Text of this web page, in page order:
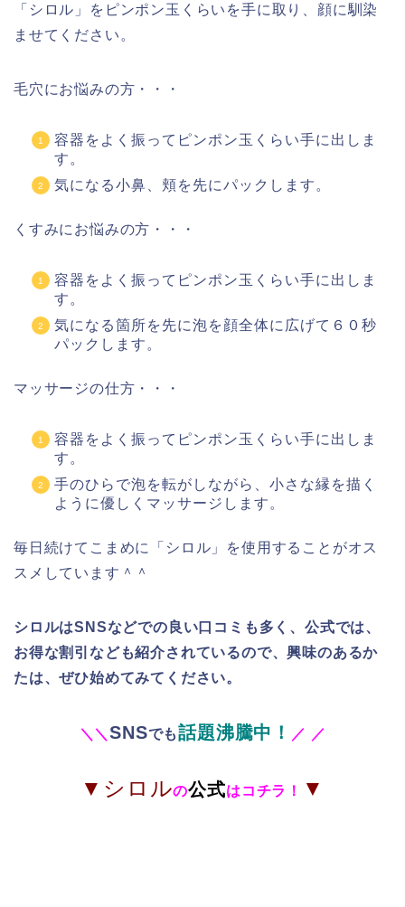
「シロル」をピンポン玉くらいを手に取り、顔に馴染
ませてください。
毛穴にお悩みの方・・・
容器をよく振ってピンポン玉くらい手に出しま
す。
気になる小鼻、頬を先にパックします。
くすみにお悩みの方・・・
容器をよく振ってピンポン玉くらい手に出しま
す。
気になる箇所を先に泡を顔全体に広げて６０秒
パックします。
マッサージの仕方・・・
容器をよく振ってピンポン玉くらい手に出しま
す。
手のひらで泡を転がしながら、小さな縁を描く
ように優しくマッサージします。
毎日続けてこまめに「シロル」を使用することがオス
スメしています＾＾
シロルはSNSなどでの良い口コミも多く、公式では、
お得な割引なども紹介されているので、興味のあるか
たは、ぜひ始めてみてください。
＼ ＼SNSでも話題沸騰中！ ／ ／
▼シロルの公式はコチラ！ ▼